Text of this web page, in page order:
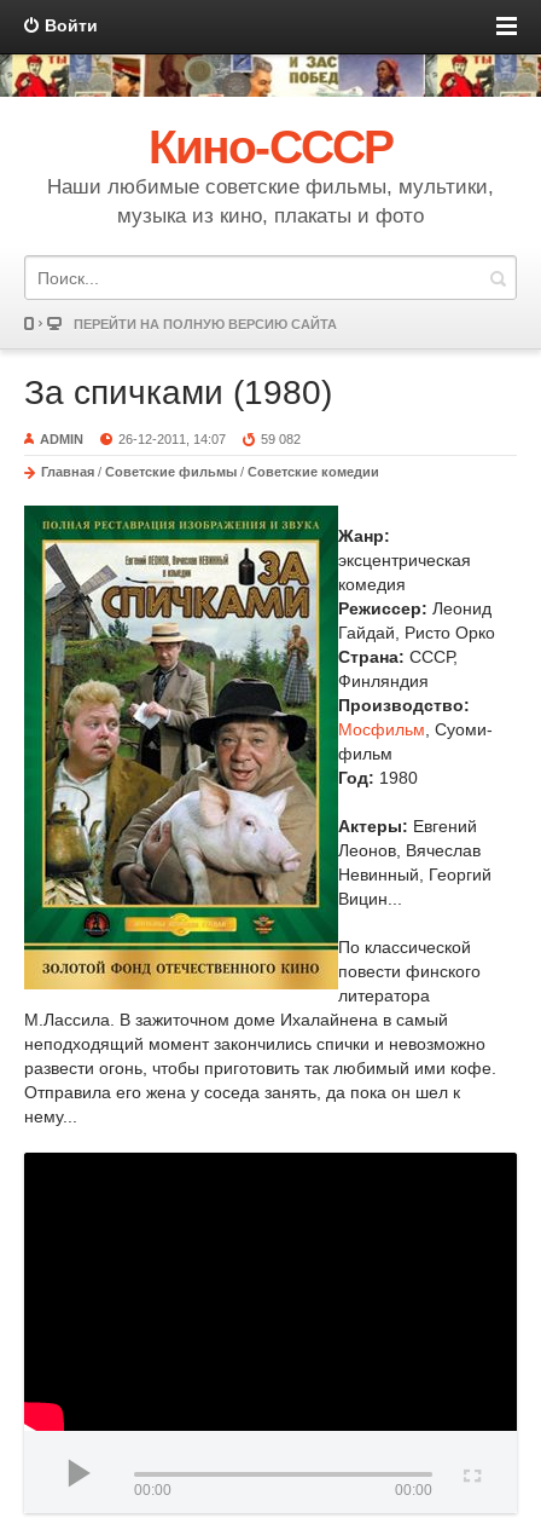
Войти
Кино-СССР
Наши любимые советские фильмы, мультики,
музыка из кино, плакаты и фото
ПЕРЕЙТИ НА ПОЛНУЮ ВЕРСИЮ САЙТА
За спичками (1980)
ADMIN 26-12-2011, 14:07 59 082
Главная / Советские фильмы / Советские комедии
Жанр:
эксцентрическая
комедия
Режиссер: Леонид
Гайдай, Ристо Орко
Страна: СССР,
Финляндия
Производство:
Мосфильм , Суоми-
фильм
Год: 1980
Актеры: Евгений
Леонов, Вячеслав
Невинный, Георгий
Вицин...
По классической
повести финского
литератора
М.Лассила. В зажиточном доме Ихалайнена в самый
неподходящий момент закончились спички и невозможно
развести огонь, чтобы приготовить так любимый ими кофе.
Отправила его жена у соседа занять, да пока он шел к
нему...
00:00 00:00